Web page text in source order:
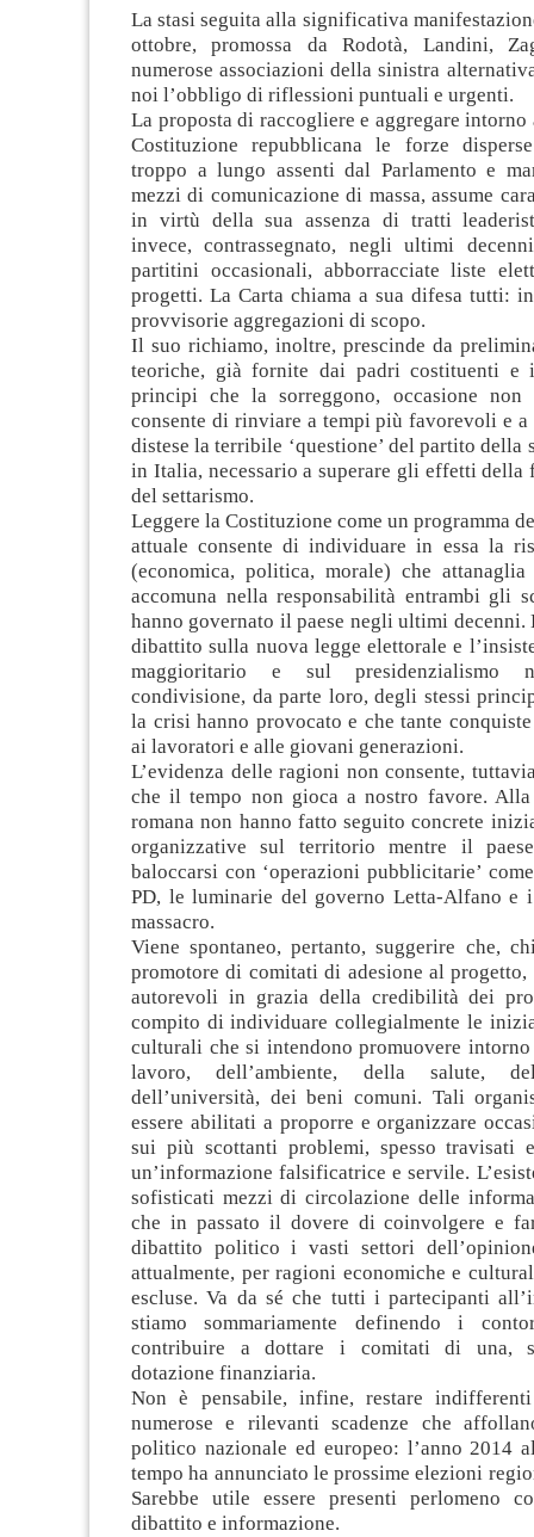
La stasi seguita alla significativa
ottobre, promossa da Rodotà, Landini,
numerose associazioni della sinistra
noi l’obbligo di riflessioni puntuali e urgenti.
La proposta di raccogliere e aggregare
Costituzione repubblicana le forze
troppo a lungo assenti dal Parlamento e
mezzi di comunicazione di massa, assume
in virtù della sua assenza di tratti
invece, contrassegnato, negli ultimi
partitini occasionali, abborracciate liste
progetti. La Carta chiama a sua difesa tutti:
provvisorie aggregazioni di scopo.
Il suo richiamo, inoltre, prescinde da
teoriche, già fornite dai padri costituenti e
principi che la sorreggono, occasione non
consente di rinviare a tempi più favorevoli e
distese la terribile ‘questione’ del partito della
in Italia, necessario a superare gli effetti della
del settarismo.
Leggere la Costituzione come un programma
attuale consente di individuare in essa la
(economica, politica, morale) che
accomuna nella responsabilità entrambi gli
hanno governato il paese negli ultimi decenni.
dibattito sulla nuova legge elettorale e
maggioritario e sul presidenzialismo
condivisione, da parte loro, degli stessi
la crisi hanno provocato e che tante
ai lavoratori e alle giovani generazioni.
L’evidenza delle ragioni non consente,
che il tempo non gioca a nostro favore. Alla
romana non hanno fatto seguito concrete
organizzative sul territorio mentre il
baloccarsi con ‘operazioni pubblicitarie’
PD, le luminarie del governo Letta-Alfano
massacro.
Viene spontaneo, pertanto, suggerire che,
promotore di comitati di adesione al
autorevoli in grazia della credibilità dei
compito di individuare collegialmente le
culturali che si intendono promuovere
lavoro, dell’ambiente, della salute,
dell’università, dei beni comuni. Tali
essere abilitati a proporre e organizzare
sui più scottanti problemi, spesso travisati
un’informazione falsificatrice e servile.
sofisticati mezzi di circolazione delle
che in passato il dovere di coinvolgere e
dibattito politico i vasti settori
attualmente, per ragioni economiche e
escluse. Va da sé che tutti i partecipanti
stiamo sommariamente definendo i
contribuire a dottare i comitati di una,
dotazione finanziaria.
Non è pensabile, infine, restare
numerose e rilevanti scadenze che
politico nazionale ed europeo: l’anno 2014
tempo ha annunciato le prossime elezioni
Sarebbe utile essere presenti perlomeno
dibattito e informazione.